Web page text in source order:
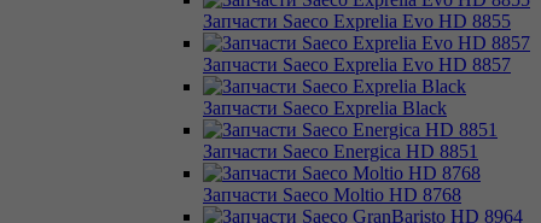
Запчасти Saeco Exprelia Evo HD 8855
Запчасти Saeco Exprelia Evo HD 8857
Запчасти Saeco Exprelia Black
Запчасти Saeco Energica HD 8851
Запчасти Saeco Moltio HD 8768